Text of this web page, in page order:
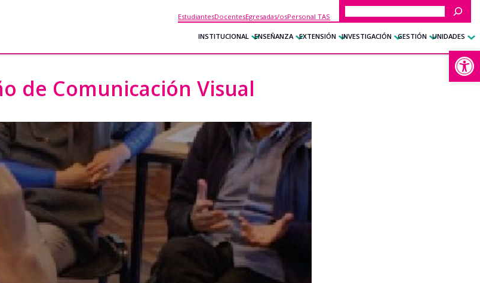
EstudiantesDocentesEgresadas/osPersonal TAS
Buscar
INSTITUCIONAL ENSEÑANZA EXTENSIÓN INVESTIGACIÓN GESTIÓN UNIDADES
de Comunicación Visual